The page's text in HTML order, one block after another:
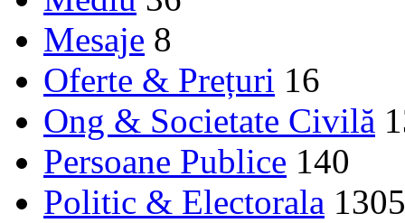
Mesaje 8
Oferte & Prețuri 16
Ong & Societate Civilă
Persoane Publice 140
Politic & Electorala 1305